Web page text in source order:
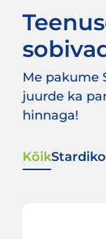
Me pakume
juurde ka
hinnaga!
Kõik